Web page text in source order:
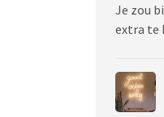
Je zou
extra te